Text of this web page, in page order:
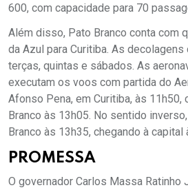
600, com capacidade para 70
Além disso, Pato Branco conta com
da Azul para Curitiba. As
terças, quintas e sábados. As
executam os voos com partida do
Afonso Pena, em Curitiba, às 11h50,
Branco às 13h05. No sentido
Branco às 13h35, chegando à capital
PROMESSA
O governador Carlos Massa Ratinho